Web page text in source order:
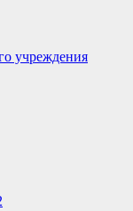
учреждения